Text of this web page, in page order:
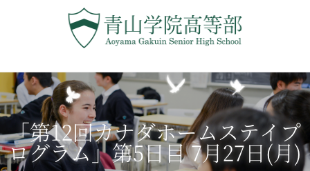
高等部の歴史
生徒数・教職員数
一貫校の流れ
卒業後の進路
卒業生からのメッセージ
AOYAMA STYLE
「第12回カナダホームステイプ
ログラム」第5日目 7月27日(月)